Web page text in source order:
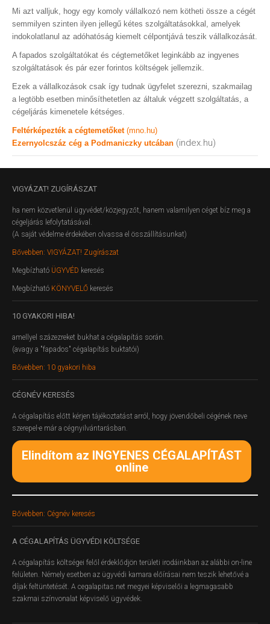
Mi azt valljuk, hogy egy komoly vállalkozó nem kötheti össze a cégét
semmilyen szinten ilyen jellegű kétes szolgáltatásokkal, amelyek
indokolatlanul az adóhatóság kiemelt célpontjává teszik vállalkozását.
A fapados szolgáltatókat és cégtemetőket leginkább az ingyenes
szolgáltatások és pár ezer forintos költségek jellemzik.
Ezek a vállalkozások csak így tudnak ügyfelet szerezni, szakmailag
a legtöbb esetben minősíthetetlen az általuk végzett szolgáltatás, a
cégeljárás kimenetele kétséges.
Feltérképezték a cégtemetőket (mno.hu)
Ezernyolcszáz cég a Podmaniczky utcában (index.hu)
VIGYÁZAT! ZUGÍRÁSZAT
ha nem közvetlenül ügyvédet/közjegyzőt, hanem valamilyen céget bíz meg a
cégeljárás lefolytatásával.
(A saját védelme érdekében olvassa el összállításunkat)
Bővebben: VIGYÁZAT! Zugírászat
Megbízható ÜGYVÉD keresés
Megbízható KÖNYVELŐ keresés
10 GYAKORI HIBA!
amellyel százezreket bukhat a cégalapítás során.
(avagy a "fapados" cégalapítás buktatói)
Bővebben: 10 gyakori hiba
CÉGNÉV KERESÉS
A cégalapítás előtt kérjen tájékoztatást arról, hogy jövendőbeli cégének neve
szerepel-e már a cégnyilvántarásban.
Elindítom az INGYENES CÉGALAPÍTÁST
online
Bővebben: Cégnév keresés
A CÉGALAPÍTÁS ÜGYVÉDI KÖLTSÉGE
A cégalapítás költségei felől érdeklődjön területi irodáinkban az alábbi on-line
felületen. Némely esetben az ügyvédi kamara előírásai nem teszik lehetővé a
díjak feltüntetését. A cegalapitas.net megyei képviselői a legmagasabb
szakmai színvonalat képviselő ügyvédek.